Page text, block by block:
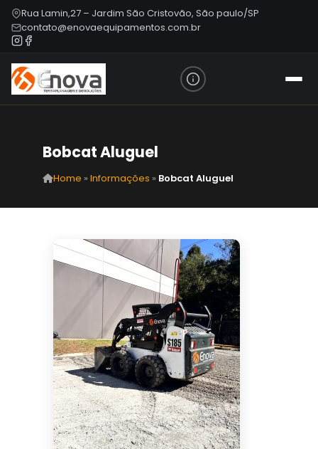
Rua Lamin,27 – Jardim São Cristovão, São paulo/SP
contato@enovaequipamentos.com.br
Bobcat Aluguel
Home » Informações » Bobcat Aluguel